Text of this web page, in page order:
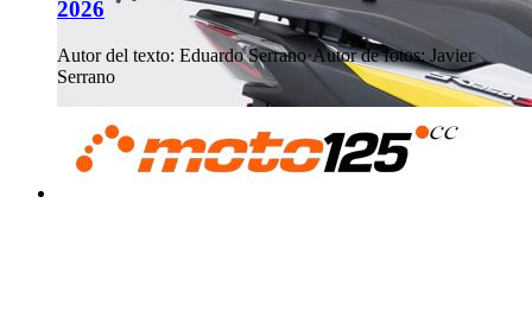
2026
Autor del texto: Eduardo Serrano·Autor de fotos: Javier
Serrano